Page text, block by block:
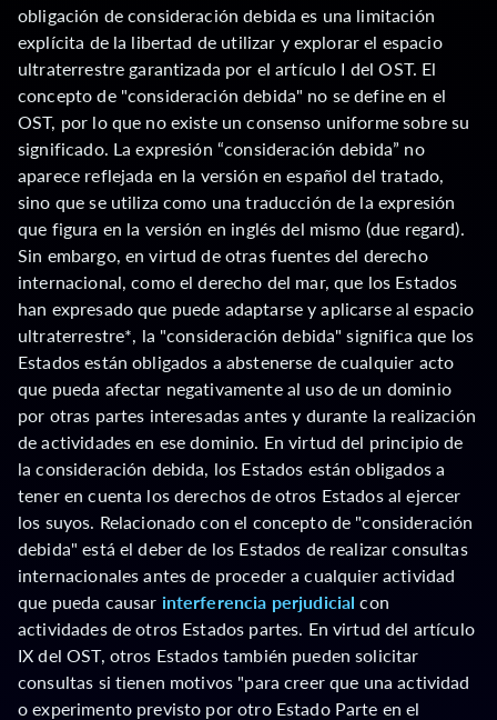
obligación de consideración debida es una limitación
explícita de la libertad de utilizar y explorar el espacio
ultraterrestre garantizada por el artículo I del OST. El
concepto de "consideración debida" no se define en el
OST, por lo que no existe un consenso uniforme sobre su
significado. La expresión “consideración debida” no
aparece reflejada en la versión en español del tratado,
sino que se utiliza como una traducción de la expresión
que figura en la versión en inglés del mismo (due regard).
Sin embargo, en virtud de otras fuentes del derecho
internacional, como el derecho del mar, que los Estados
han expresado que puede adaptarse y aplicarse al espacio
ultraterrestre*, la "consideración debida" significa que los
Estados están obligados a abstenerse de cualquier acto
que pueda afectar negativamente al uso de un dominio
por otras partes interesadas antes y durante la realización
de actividades en ese dominio. En virtud del principio de
la consideración debida, los Estados están obligados a
tener en cuenta los derechos de otros Estados al ejercer
los suyos. Relacionado con el concepto de "consideración
debida" está el deber de los Estados de realizar consultas
internacionales antes de proceder a cualquier actividad
que pueda causar interferencia perjudicialcon
actividades de otros Estados partes. En virtud del artículo
IX del OST, otros Estados también pueden solicitar
consultas si tienen motivos "para creer que una actividad
o experimento previsto por otro Estado Parte en el